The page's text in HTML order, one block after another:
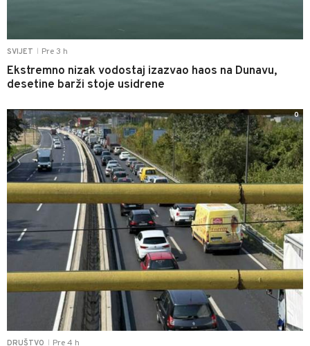
SVIJET Pre 3 h
Ekstremno nizak vodostaj izazvao haos na Dunavu,
desetine barži stoje usidrene
DRUŠTVO Pre 4 h
0